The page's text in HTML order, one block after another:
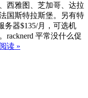
西雅图、芝加哥、达拉
国斯特拉斯堡。另有特
务器$135/月，可选机
racknerd 平常没什么促
读 »